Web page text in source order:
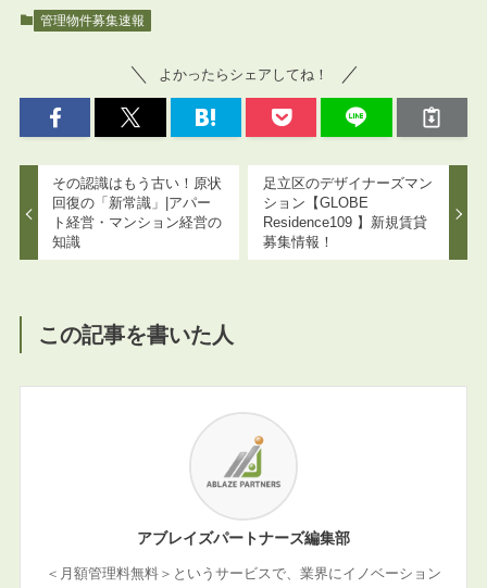
管理物件募集速報
よかったらシェアしてね！
その認識はもう古い！原状
回復の「新常識」|アパー
ト経営・マンション経営の
知識
足立区のデザイナーズマン
ション【GLOBE
Residence109 】新規賃貸
募集情報！
この記事を書いた人
アブレイズパートナーズ編集部
＜月額管理料無料＞というサービスで、業界にイノベーション